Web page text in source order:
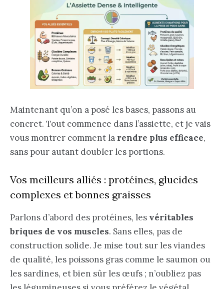
Maintenant qu’on a posé les bases, passons au
concret. Tout commence dans l’assiette, et je vais
vous montrer comment la rendre plus efficace,
sans pour autant doubler les portions.
Vos meilleurs alliés : protéines, glucides
complexes et bonnes graisses
Parlons d’abord des protéines, les véritables
briques de vos muscles. Sans elles, pas de
construction solide. Je mise tout sur les viandes
de qualité, les poissons gras comme le saumon ou
les sardines, et bien sûr les œufs ; n’oubliez pas